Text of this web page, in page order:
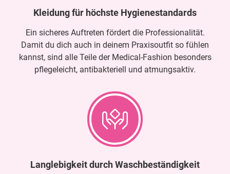
Kleidung für höchste Hygienestandards
Ein sicheres Auftreten fördert die Professionalität.
Damit du dich auch in deinem Praxisoutfit so fühlen
kannst, sind alle Teile der Medical-Fashion besonders
pflegeleicht, antibakteriell und atmungsaktiv.
Langlebigkeit durch Waschbeständigkeit